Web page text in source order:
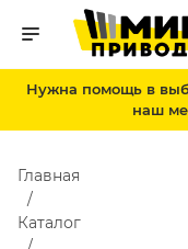
Нужна помощь в
наш
Главная
Каталог